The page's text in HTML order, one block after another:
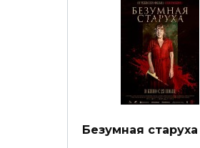
Безумная старуха